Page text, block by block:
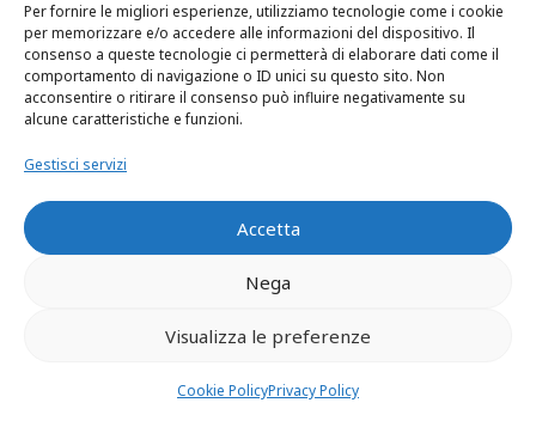
Per fornire le migliori esperienze, utilizziamo tecnologie come i cookie
per memorizzare e/o accedere alle informazioni del dispositivo. Il
consenso a queste tecnologie ci permetterà di elaborare dati come il
comportamento di navigazione o ID unici su questo sito. Non
acconsentire o ritirare il consenso può influire negativamente su
alcune caratteristiche e funzioni.
Gestisci servizi
Accetta
Nega
Visualizza le preferenze
Cookie PolicyPrivacy Policy
dalla consapevolezza del
concepimento, che non si
identifica con la certezza
assoluta derivante
esclusivamente dalla prova
ematologica, ma si
compone di una serie di
indizi univoci, quali, nella
specie, la indiscussa